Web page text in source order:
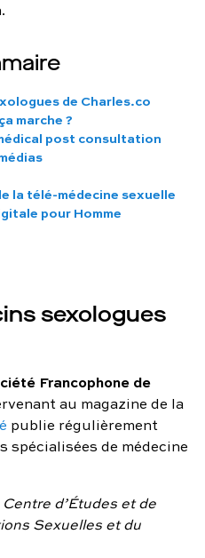
de Charles.co
marche ?
post consultation
la télé-médecine sexuelle
pour Homme
sexologues
Francophone de
au magazine de la
publie régulièrement
spécialisées de médecine
Centre d’Études et de
Sexuelles et du